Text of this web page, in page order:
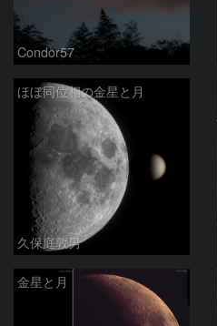
Condor57
ほぼ同位相の金星と月
久保庭敦男
金星と月